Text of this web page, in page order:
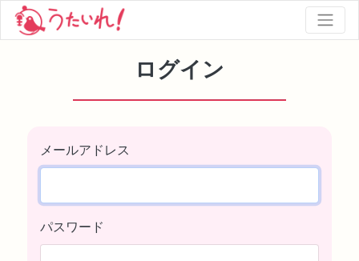
ログイン
メールアドレス
パスワード